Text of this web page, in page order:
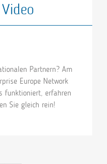
Partnern? Am
Europe Network
funktioniert, erfahren
Sie gleich rein!